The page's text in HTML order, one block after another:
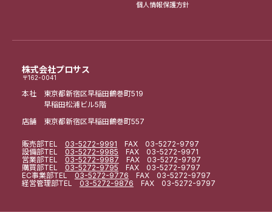
株式会社プロサス
〒162-0041
本社 東京都新宿区早稲田鶴巻町519
早稲田松浦ビル5階
店舗 東京都新宿区早稲田鶴巻町557
販売部TEL 03-5272-9991 FAX 03-5272-9797
設備部TEL 03-5272-9985 FAX 03-5272-9971
営業部TEL 03-5272-9987 FAX 03-5272-9797
購買部TEL 03-5272-9795 FAX 03-5272-9797
EC事業部TEL 03-5272-9776 FAX 03-5272-9797
経営管理部TEL 03-5272-9876 FAX 03-5272-9797
個人情報保護方針